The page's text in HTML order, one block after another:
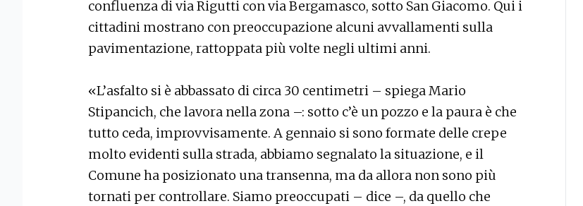
confluenza di via Rigutti con via Bergamasco, sotto San Giacomo. Qui i
cittadini mostrano con preoccupazione alcuni avvallamenti sulla
pavimentazione, rattoppata più volte negli ultimi anni.
«L’asfalto si è abbassato di circa 30 centimetri – spiega Mario
Stipancich, che lavora nella zona –: sotto c’è un pozzo e la paura è che
tutto ceda, improvvisamente. A gennaio si sono formate delle crepe
molto evidenti sulla strada, abbiamo segnalato la situazione, e il
Comune ha posizionato una transenna, ma da allora non sono più
tornati per controllare. Siamo preoccupati – dice –, da quello che